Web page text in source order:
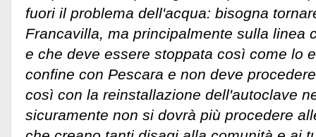
fuori il problema dell'acqua: bisogna
Francavilla, ma principalmente sulla linea
e che deve essere stoppata così come lo
confine con Pescara e non deve
così con la reinstallazione dell'autoclave
sicuramente non si dovrà più procedere